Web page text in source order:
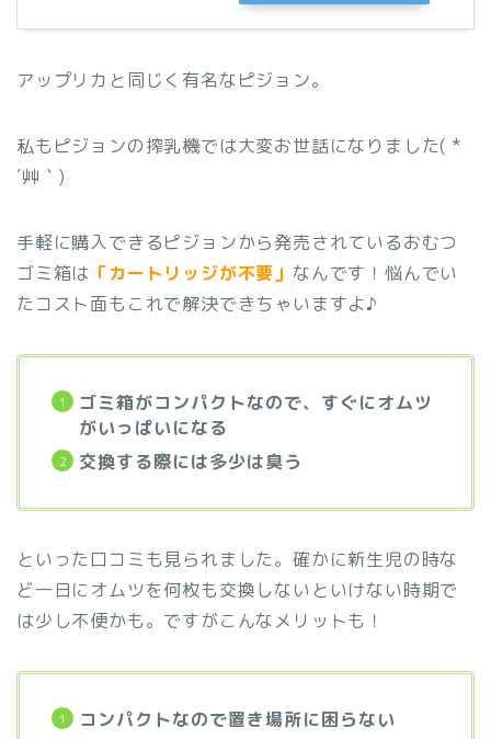
アップリカと同じく有名なピジョン。
私もピジョンの搾乳機では大変お世話になりました( *
´艸｀)
手軽に購入できるピジョンから発売されているおむつ
ゴミ箱は 「カートリッジが不要」 なんです！悩んでい
たコスト面もこれで解決できちゃいますよ♪
ゴミ箱がコンパクトなので、すぐにオムツ
がいっぱいになる
交換する際には多少は臭う
といった口コミも見られました。確かに新生児の時な
ど一日にオムツを何枚も交換しないといけない時期で
は少し不便かも。ですがこんなメリットも！
コンパクトなので置き場所に困らない